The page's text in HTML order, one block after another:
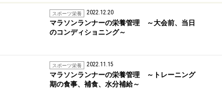
スポーツ栄養 2022.12.20
マラソンランナーの栄養管理 ～大会前、当日
のコンディショニング～
スポーツ栄養 2022.11.15
マラソンランナーの栄養管理 ～トレーニング
期の食事、補食、水分補給～